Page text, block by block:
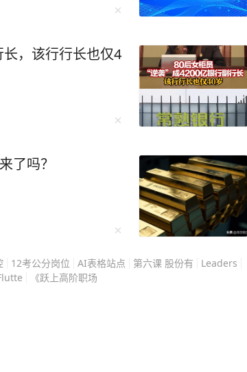
”记笔记，用“三个一”精读法快速理解阅读，
顶尖投资银
造，28岁荣登福布斯精英榜，哈佛校长称他
“院长，谢谢你的赏识，但我来耶鲁是为了
在《学习高手》中，这本书还获得央视点
忆的秘诀，再到调整心态的良方，他都一一
记忆法，缩略词记忆法等，并给出了具体的
级的巧劲学习用书。 曾经李柘远的
等地发动袭击，造
，瓦扎伦多民兵在
地区（Mitwaba）对
人死亡。 （七）
长，该行行长也仅4
了吗？
12考公分岗位 AI表格站点 第六课 股份有
Leaders
《跃上高阶职场